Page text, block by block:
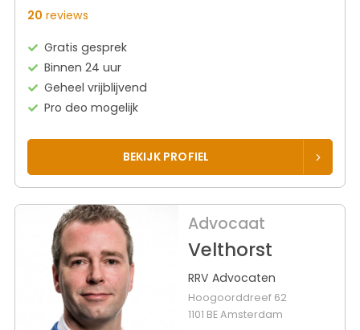
20 reviews
Gratis gesprek
Binnen 24 uur
Geheel vrijblijvend
Pro deo mogelijk
BEKIJK PROFIEL
Advocaat
Velthorst
RRV Advocaten
Hoogoorddreef 62
1101 BE Amsterdam